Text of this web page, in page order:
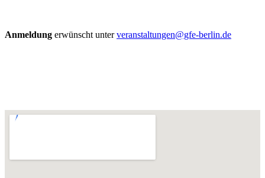
Anmeldung erwünscht unterveranstaltungen@gfe-berlin.de